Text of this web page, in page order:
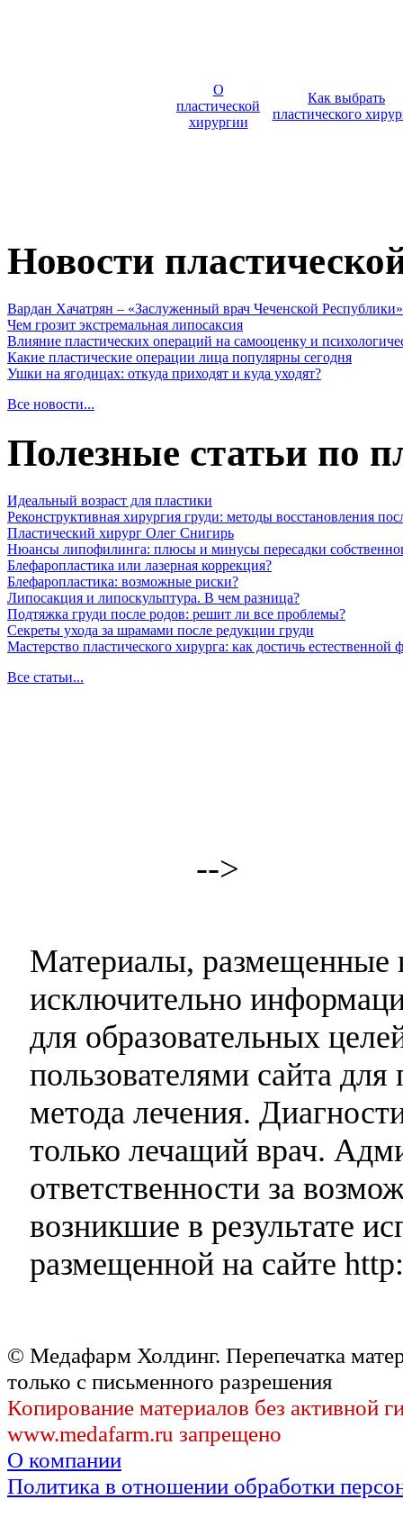
О
пластической
хирургии
Как выбрать
пластического
Новости
Вардан Хачатрян – «Заслуженный врач Чеченской Республики»
Чем грозит экстремальная липосаксия
Влияние пластических операций на самооценку и
Какие пластические операции лица популярны сегодня
Ушки на ягодицах: откуда приходят и куда уходят?
Все новости...
Полезные статьи по
Идеальный возраст для пластики
Реконструктивная хирургия груди: методы восстановления
Пластический хирург Олег Снигирь
Нюансы липофилинга: плюсы и минусы пересадки
Блефаропластика или лазерная коррекция?
Блефаропластика: возможные риски?
Липосакция и липоскульптура. В чем разница?
Подтяжка груди после родов: решит ли все проблемы?
Секреты ухода за шрамами после редукции груди
Мастерство пластического хирурга: как достичь
Все статьи...
-->
Материалы, размещенные
исключительно
для образовательных
пользователями сайта
метода лечения.
только лечащий врач.
ответственности за
возникшие в результате
размещенной на сайте
© Медафарм Холдинг. Перепечатка
только с письменного разрешения
Копирование материалов без активной
www.medafarm.ru запрещено
О компании
Политика в отношении обработки